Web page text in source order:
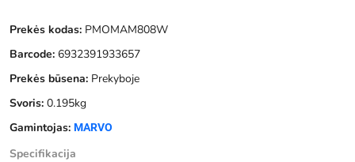
Prekės kodas: PMOMAM808W
Barcode: 6932391933657
Prekės būsena: Prekyboje
Svoris: 0.195kg
Gamintojas: MARVO
Specifikacija